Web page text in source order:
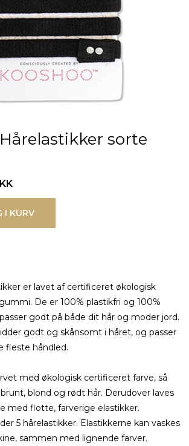
sorte
er lavet af certificeret økologisk
De er 100% plastikfri og 100%
godt på både dit hår og moder jord.
godt og skånsomt i håret, og passer
fleste håndled.
med økologisk certificeret farve, så
blond og rødt hår. Derudover laves
med flotte, farverige elastikker.
5 hårelastikker. Elastikkerne kan vaskes
sammen med lignende farver.